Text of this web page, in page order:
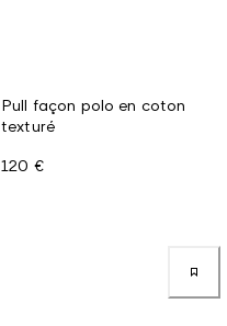
Pull façon polo en coton
texturé
120 €